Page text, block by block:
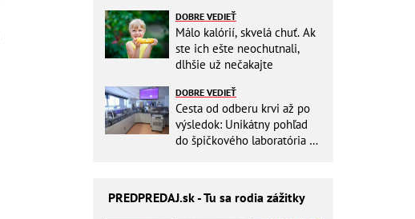
DOBRE VEDIEŤ
Málo kalórií, skvelá chuť. Ak
ste ich ešte neochutnali,
dlhšie už nečakajte
DOBRE VEDIEŤ
Cesta od odberu krvi až po
výsledok: Unikátny pohľad
do špičkového laboratória na
PREDPREDAJ.sk - Tu sa rodia zážitky